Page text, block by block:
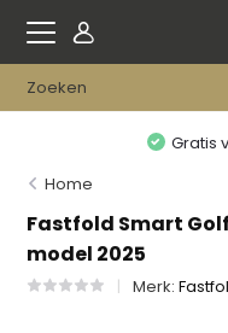
Gratis
Home
Fastfold Smart
model 2025
Merk: